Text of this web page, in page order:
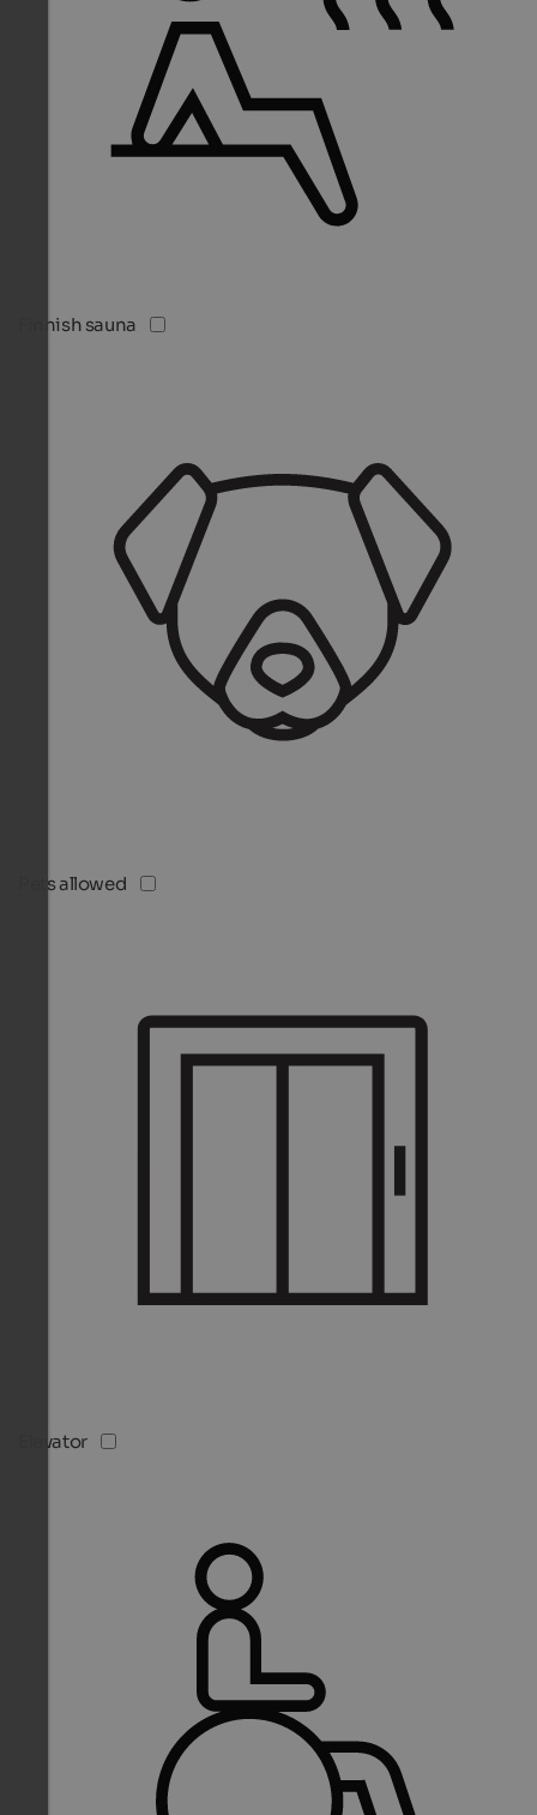
Finnish sauna
Pets allowed
Elevator